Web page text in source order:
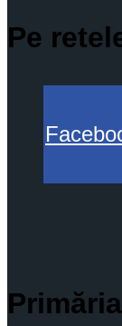
Pe
Primăria